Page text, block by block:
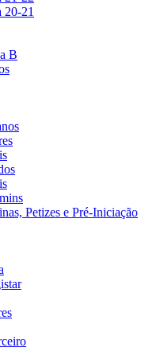
20-21
B
Petizes e Pré-Iniciação